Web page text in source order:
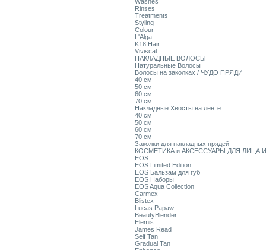
Rinses
Treatments
Styling
Colour
L'Alga
K18 Hair
Viviscal
НАКЛАДНЫЕ ВОЛОСЫ
Натуральные Волосы
Волосы на заколках / ЧУДО ПРЯДИ
40 см
50 см
60 см
70 см
Накладные Хвосты на ленте
40 см
50 см
60 см
70 см
Заколки для накладных прядей
КОСМЕТИКА и АКСЕССУАРЫ ДЛЯ ЛИЦА
EOS
EOS Limited Edition
EOS Бальзам для губ
EOS Наборы
EOS Aqua Collection
Carmex
Blistex
Lucas Papaw
BeautyBlender
Elemis
James Read
Self Tan
Gradual Tan